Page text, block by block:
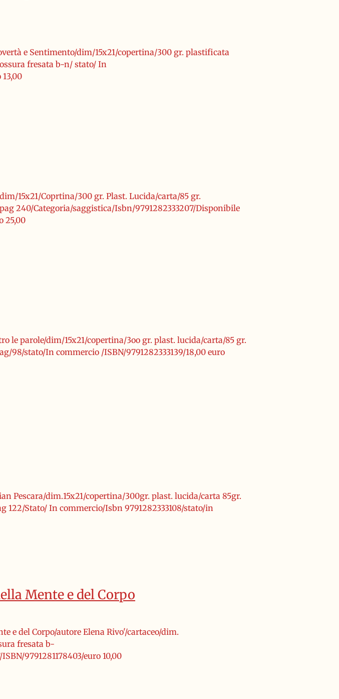
e Sentimento/dim/15x21/copertina/300 gr. plastificata
fresata b-n/ stato/ In
15x21/Coprtina/300 gr. Plast. Lucida/carta/85 gr.
240/Categoria/saggistica/Isbn/9791282333207/Disponibile
25,00
le parole/dim/15x21/copertina/3oo gr. plast. lucida/carta/85 gr.
98/stato/In commercio /ISBN/9791282333139/18,00 euro
Pescara/dim.15x21/copertina/300gr. plast. lucida/carta 85gr.
122/Stato/ In commercio/Isbn 9791282333108/stato/in
Mente e del Corpo
e del Corpo/autore Elena Rivo'/cartaceo/dim.
fresata b-
9791281178403/euro 10,00